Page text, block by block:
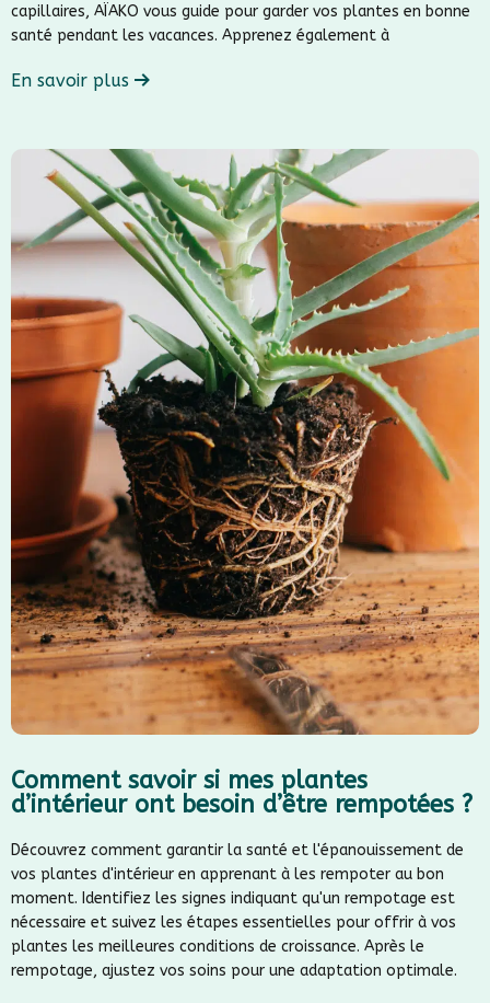
capillaires, AÏAKO vous guide pour garder vos plantes en bonne
santé pendant les vacances. Apprenez également à
En savoir plus
Comment savoir si mes plantes
d’intérieur ont besoin d’être rempotées ?
Découvrez comment garantir la santé et l'épanouissement de
vos plantes d'intérieur en apprenant à les rempoter au bon
moment. Identifiez les signes indiquant qu'un rempotage est
nécessaire et suivez les étapes essentielles pour offrir à vos
plantes les meilleures conditions de croissance. Après le
rempotage, ajustez vos soins pour une adaptation optimale.